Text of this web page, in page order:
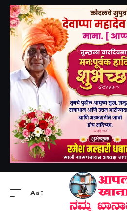
Aa
खानापूर तालुका>वीर जवान मंजुनाथ आंबडगट्टी, याच्यावर शोकाकुल